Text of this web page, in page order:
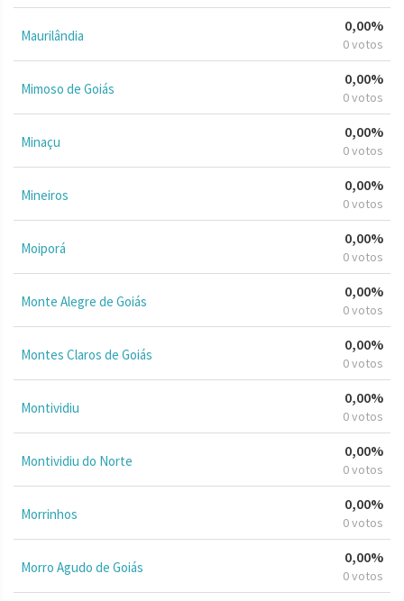
Maurilândia
0,00%
0 votos
Mimoso de Goiás
0,00%
0 votos
Minaçu
0,00%
0 votos
Mineiros
0,00%
0 votos
Moiporá
0,00%
0 votos
Monte Alegre de Goiás
0,00%
0 votos
Montes Claros de Goiás
0,00%
0 votos
Montividiu
0,00%
0 votos
Montividiu do Norte
0,00%
0 votos
Morrinhos
0,00%
0 votos
Morro Agudo de Goiás
0,00%
0 votos